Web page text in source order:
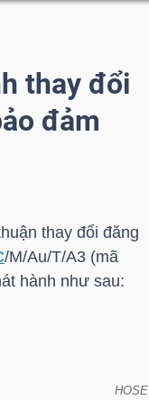
thay đổi
đảm
thay đổi đăng
/M/Au/T/A3 (mã
hành như sau:
HOSE